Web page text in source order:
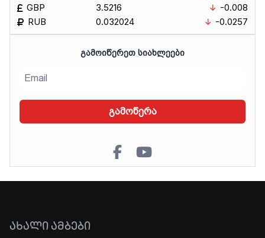
GBP
RUB
3.5216
0.032024
-0.008
-0.0257
ᲒᲐᲛᲝᲘᲬᲔᲠᲔᲗ ᲡᲘᲐᲮᲚᲔᲔᲑᲘ
გამოწერა
ᲐᲮᲐᲚᲘ ᲐᲛᲑᲔᲑᲘ